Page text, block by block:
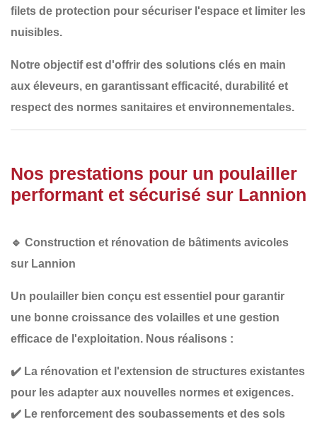
filets de protection pour sécuriser l'espace et limiter les
nuisibles.
Notre objectif est d'offrir des solutions clés en main
aux éleveurs, en garantissant efficacité, durabilité et
respect des normes sanitaires et environnementales.
Nos prestations pour un poulailler
performant et sécurisé sur Lannion
🔹 Construction et rénovation de bâtiments avicoles
sur Lannion
Un poulailler bien conçu est essentiel pour garantir
une bonne croissance des volailles et une gestion
efficace de l'exploitation. Nous réalisons :
✔️ La rénovation et l'extension de structures existantes
pour les adapter aux nouvelles normes et exigences.
✔️ Le renforcement des soubassements et des sols